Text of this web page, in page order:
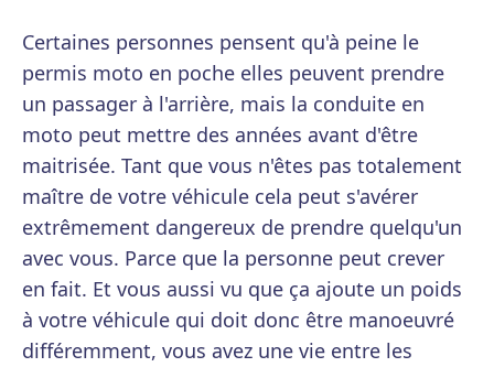
Certaines personnes pensent qu'à peine le
permis moto en poche elles peuvent prendre
un passager à l'arrière, mais la conduite en
moto peut mettre des années avant d'être
maitrisée. Tant que vous n'êtes pas totalement
maître de votre véhicule cela peut s'avérer
extrêmement dangereux de prendre quelqu'un
avec vous. Parce que la personne peut crever
en fait. Et vous aussi vu que ça ajoute un poids
à votre véhicule qui doit donc être manoeuvré
différemment, vous avez une vie entre les